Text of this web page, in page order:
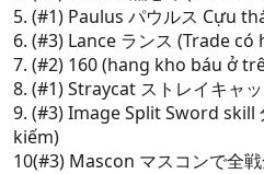
5. (#1) Paulus パウルス Cựu
6. (#3) Lance ランス (Trade
7. (#2) 160 (hang kho báu ở
8. (#1) Straycat ストレイキャッ
9. (#3) Image Split Sword skill
kiếm)
10(#3) Mascon マスコンで全